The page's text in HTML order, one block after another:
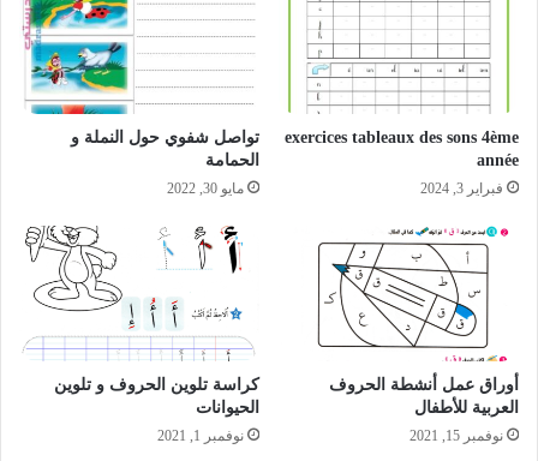
exercices tableaux des sons 4ème
année
فبراير 3, 2024
تواصل شفوي حول النملة و
الحمامة
مايو 30, 2022
أوراق عمل أنشطة الحروف
العربية للأطفال
نوفمبر 15, 2021
كراسة تلوين الحروف و تلوين
الحيوانات
نوفمبر 1, 2021